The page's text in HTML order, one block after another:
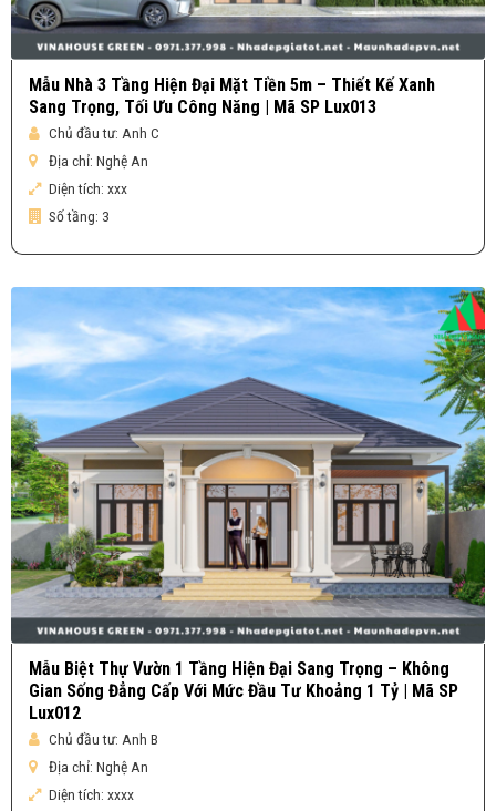
Mẫu Nhà 3 Tầng Hiện Đại Mặt Tiền 5m – Thiết Kế Xanh
Sang Trọng, Tối Ưu Công Năng | Mã SP Lux013
Chủ đầu tư: Anh C
Địa chỉ: Nghệ An
Diện tích: xxx
Số tầng: 3
Mẫu Biệt Thự Vườn 1 Tầng Hiện Đại Sang Trọng – Không
Gian Sống Đẳng Cấp Với Mức Đầu Tư Khoảng 1 Tỷ | Mã SP
Lux012
Chủ đầu tư: Anh B
Địa chỉ: Nghệ An
Diện tích: xxxx